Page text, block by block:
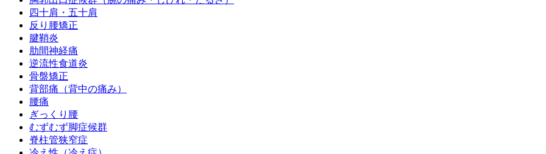
四十肩・五十肩
反り腰矯正
腱鞘炎
肋間神経痛
逆流性食道炎
骨盤矯正
背部痛（背中の痛み）
腰痛
ぎっくり腰
むずむず脚症候群
脊柱管狭窄症